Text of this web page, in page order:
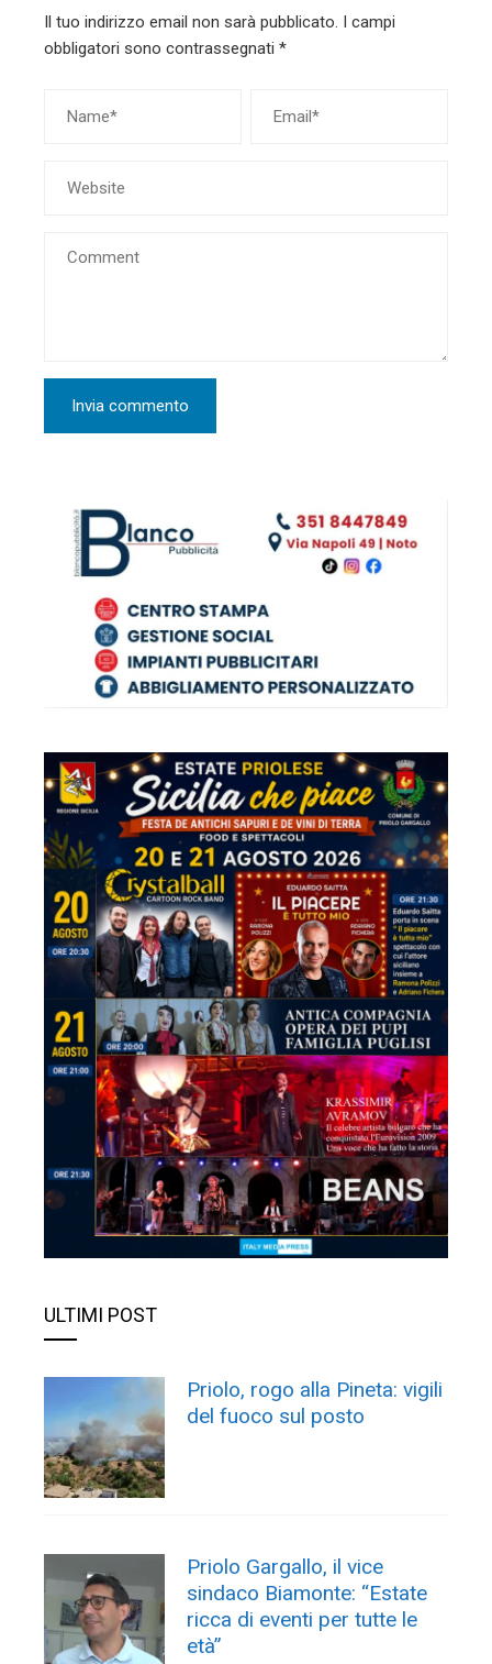
Il tuo indirizzo email non sarà pubblicato. I campi
obbligatori sono contrassegnati *
ULTIMI POST
Priolo, rogo alla Pineta: vigili
del fuoco sul posto
Priolo Gargallo, il vice
sindaco Biamonte: “Estate
ricca di eventi per tutte le
età”